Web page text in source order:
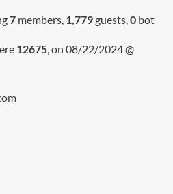
7members, 1,779guests, 0bot
12675, on 08/22/2024 @